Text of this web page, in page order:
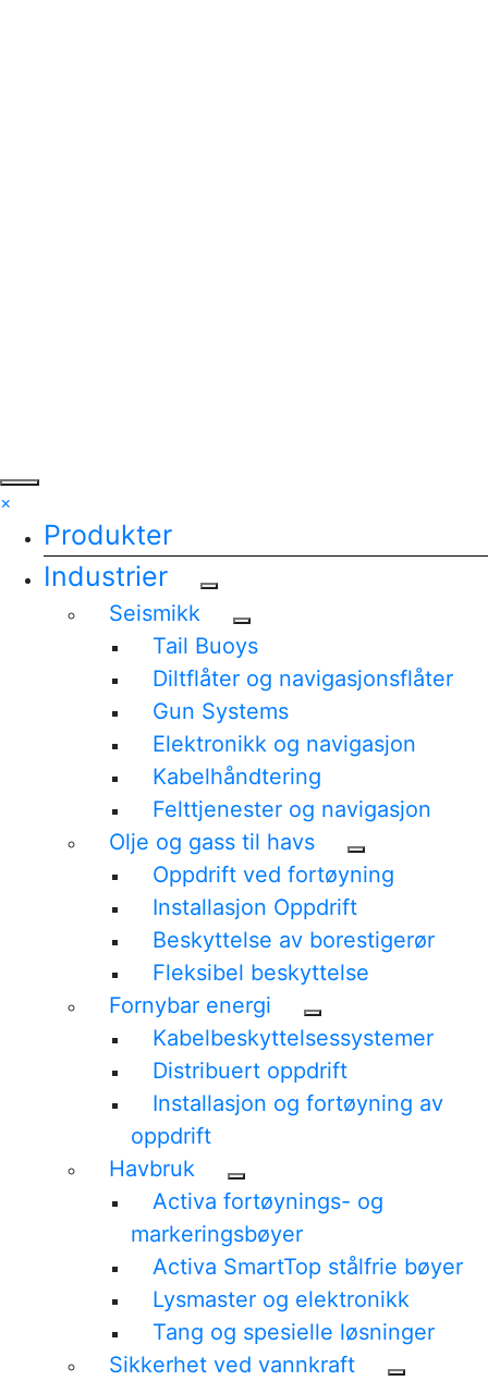
×
Produkter
Industrier
Seismikk
Tail Buoys
Diltflåter og navigasjonsflåter
Gun Systems
Elektronikk og navigasjon
Kabelhåndtering
Felttjenester og navigasjon
Olje og gass til havs
Oppdrift ved fortøyning
Installasjon Oppdrift
Beskyttelse av borestigerør
Fleksibel beskyttelse
Fornybar energi
Kabelbeskyttelsessystemer
Distribuert oppdrift
Installasjon og fortøyning av
oppdrift
Havbruk
Activa fortøynings- og
markeringsbøyer
Activa SmartTop stålfrie bøyer
Lysmaster og elektronikk
Tang og spesielle løsninger
Sikkerhet ved vannkraft